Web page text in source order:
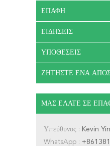
ΕΠΑΦΉ
ΕΙΔΉΣΕΙΣ
ΥΠΟΘΈΣΕΙΣ
ΖΗΤΉΣΤΕ ΈΝΑ
ΜΑΣ ΕΛΆΤΕ ΣΕ
Υπεύθυνος : Kevin Yin
WhatsApp :